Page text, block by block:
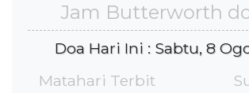
Jam Butterworth
Doa Hari Ini : Sabtu, 8
Matahari Terbit